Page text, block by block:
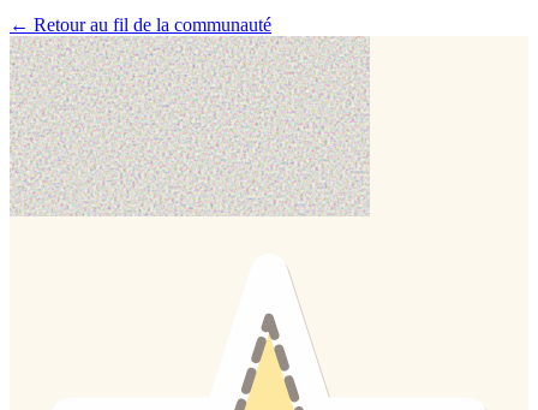
← Retour au fil de la communauté